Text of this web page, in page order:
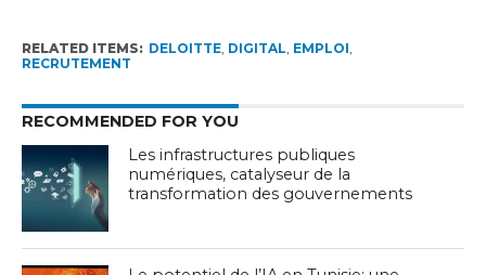
RELATED ITEMS: DELOITTE, DIGITAL, EMPLOI,
RECRUTEMENT
RECOMMENDED FOR YOU
Les infrastructures publiques
numériques, catalyseur de la
transformation des gouvernements